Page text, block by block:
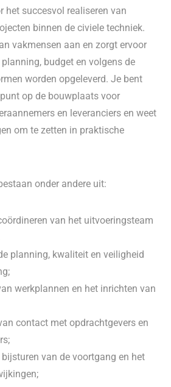
het succesvol realiseren van
binnen de civiele techniek.
vakmensen aan en zorgt ervoor
budget en volgens de
worden opgeleverd. Je bent
op de bouwplaats voor
en leveranciers en weet
om te zetten in praktische
onder andere uit:
van het uitvoeringsteam
planning, kwaliteit en veiligheid
werkplannen en het inrichten van
contact met opdrachtgevers en
van de voortgang en het